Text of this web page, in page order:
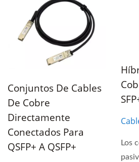
Conjuntos De Cables
De Cobre
Directamente
Conectados Para
QSFP+ A QSFP+
Los